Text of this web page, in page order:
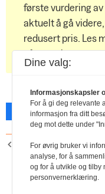
første vurdering
aktuelt å gå
redusert pris. Les
på negotia.no
Facebook X
FORRIGE ARTIKKEL
Alt om permittering
Dine valg:
Informasjonskapsler
For å gi deg relevante
informasjon fra ditt
deg mot dette under
For øvrig bruker vi
analyse, for å
og for å utvikle og tilby
personvernerklæring.